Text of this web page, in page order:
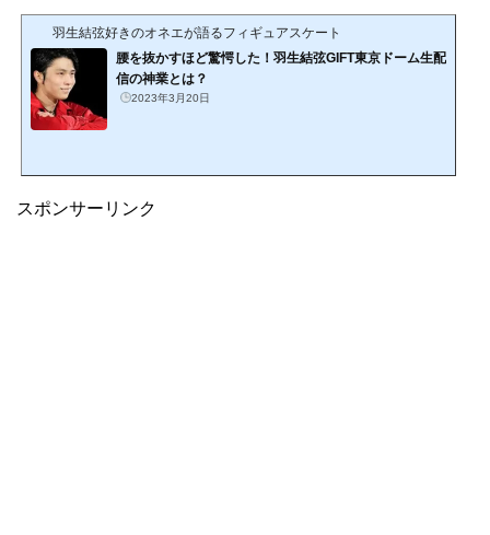
羽生結弦好きのオネエが語るフィギュアスケート
腰を抜かすほど驚愕した！羽生結弦GIFT東京ドーム生配
信の神業とは？
2023年3月20日
スポンサーリンク